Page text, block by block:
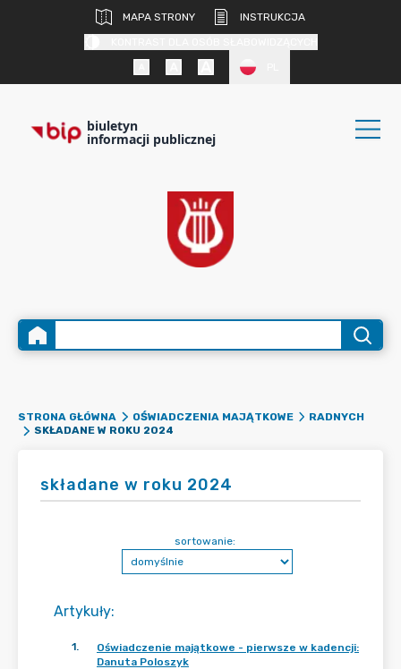
MAPA STRONY
INSTRUKCJA
biuletyn
informacji publicznej
STRONA GŁÓWNA OŚWIADCZENIA MAJĄTKOWE
RADNYCH
SKŁADANE W ROKU 2024
składane w roku 2024
Artykuły:
sortowanie:
1.
Oświadczenie majątkowe - pierwsze w kadencji:
Danuta Poloszyk